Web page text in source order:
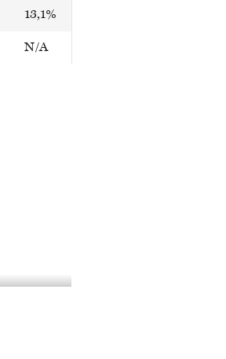
13,1%
N/A